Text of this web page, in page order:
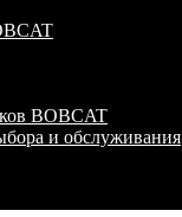
BOBCAT
и обслуживания